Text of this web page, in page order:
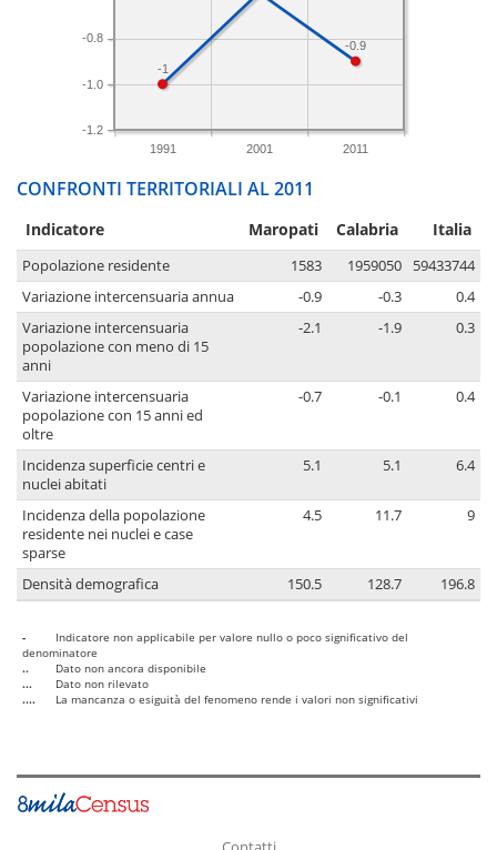
1991 2001 2011
-1.2
-1.0
-0.8
-0.9
-1
CONFRONTI TERRITORIALI AL 2011
Indicatore Maropati Calabria Italia
Popolazione residente 1583 1959050
59433744
Variazione intercensuaria annua
-0.9 -0.3
0.4
Variazione intercensuaria
popolazione con meno di 15
anni
-2.1 -1.9 0.3
Variazione intercensuaria
popolazione con 15 anni ed
oltre
-0.7 -0.1 0.4
Incidenza superficie centri e
nuclei abitati
5.1 5.1 6.4
Incidenza della popolazione
residente nei nuclei e case
sparse
4.5 11.7 9
Densità demografica 150.5 128.7 196.8
-
Indicatore non applicabile per valore nullo o poco significativo del
denominatore
..
Dato non ancora disponibile
...
Dato non rilevato
....
La mancanza o esiguità del fenomeno rende i valori non significativi